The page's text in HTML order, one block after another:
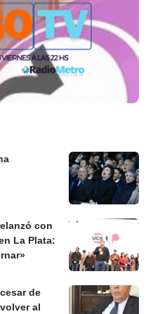
con
La Plata:
de
al